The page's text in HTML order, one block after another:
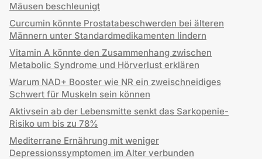
Mäusen beschleunigt
Curcumin könnte Prostatabeschwerden bei älteren
Männern unter Standardmedikamenten lindern
Vitamin A könnte den Zusammenhang zwischen
Metabolic Syndrome und Hörverlust erklären
Warum NAD+ Booster wie NR ein zweischneidiges
Schwert für Muskeln sein können
Aktivsein ab der Lebensmitte senkt das Sarkopenie-
Risiko um bis zu 78%
Mediterrane Ernährung mit weniger
Depressionssymptomen im Alter verbunden